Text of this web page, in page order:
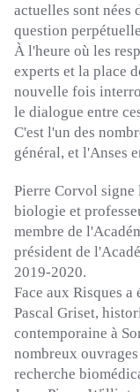
actuelles sont nées
question
À l'heure où les
experts et la place
nouvelle fois
le dialogue entre
C'est l'un des
général, et l'Anses
Pierre Corvol signe
biologie et
membre de
président de
2019-2020.
Face aux Risques a
Pascal Griset,
contemporaine à
nombreux
recherche